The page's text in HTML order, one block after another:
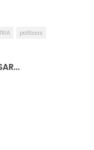
políticas